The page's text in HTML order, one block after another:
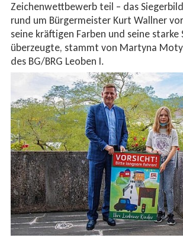
Zeichenwettbewerb teil – das
rund um Bürgermeister Kurt Wallner
seine kräftigen Farben und seine starke
überzeugte, stammt von Martyna
des BG/BRG Leoben I.